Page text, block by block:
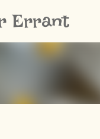
Errant